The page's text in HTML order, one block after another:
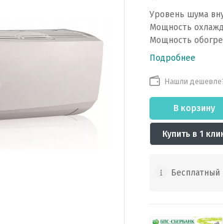
Уровень шума
Мощность
Мощность
Подробнее
Нашли
В корзину
Купить в 1